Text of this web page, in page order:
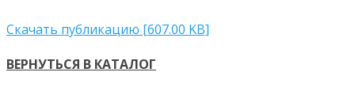
Скачать публикацию [607.00 KB]
ВЕРНУТЬСЯ В КАТАЛОГ